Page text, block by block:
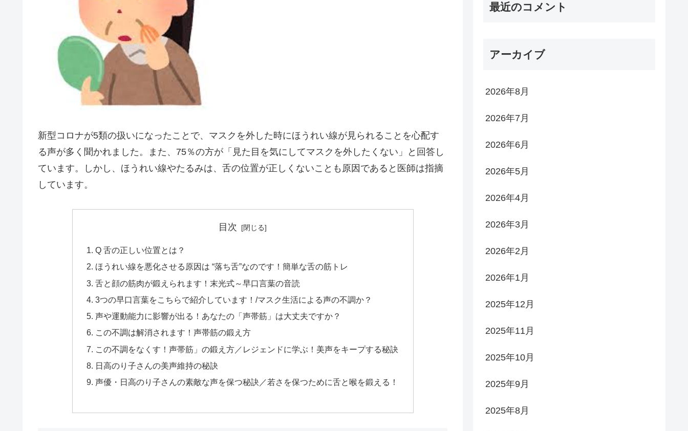
新型コロナが5類の扱いになったことで、マスクを外した時にほうれい線が見られることを心配す
る声が多く聞かれました。また、75％の方が「見た目を気にしてマスクを外したくない」と回答し
ています。しかし、ほうれい線やたるみは、舌の位置が正しくないことも原因であると医師は指摘
しています。
目次
Q 舌の正しい位置とは？
ほうれい線を悪化させる原因は “落ち舌”なのです！簡単な舌の筋トレ
舌と顔の筋肉が鍛えられます！末光式～早口言葉の音読
3つの早口言葉をこちらで紹介しています！/マスク生活による声の不調か？
声や運動能力に影響が出る！あなたの「声帯筋」は大丈夫ですか？
この不調は解消されます！声帯筋の鍛え方
この不調をなくす！声帯筋」の鍛え方／レジェンドに学ぶ！美声をキープする秘訣
日高のり子さんの美声維持の秘訣
声優・日高のり子さんの素敵な声を保つ秘訣／若さを保つために舌と喉を鍛える！
最近のコメント
アーカイブ
2026年8月
2026年7月
2026年6月
2026年5月
2026年4月
2026年3月
2026年2月
2026年1月
2025年12月
2025年11月
2025年10月
2025年9月
2025年8月